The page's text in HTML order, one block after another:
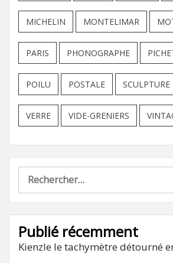
MICHELIN MONTELIMAR
PARIS PHONOGRAPHE
POILU POSTALE SCULPTURE
VERRE VIDE-GRENIERS
Rechercher :
Publié récemment
Kienzle le tachymètre détourné